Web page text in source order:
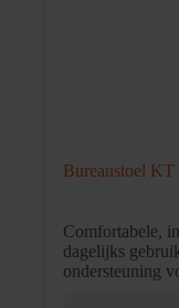
Bureaustoel KT
Comfortabele,
dagelijks
ondersteuning